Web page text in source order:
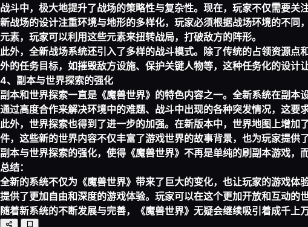
战斗中，极大地提升了战场的策略性与复杂性。现在，玩家不仅需要关
新战场的设计注重环境与地形的多样化，玩家必须根据战场环境的不
元素，玩家可以利用这些元素来扭转战局，打破敌方的阵形。
此外，全新战场系统还引入了多样的战斗模式。除了传统的占领资源
外的任务目标，如摧毁敌方设施、保护关键人物等，这种任务化的设计
4、副本与世界探索的强化
副本和世界探索一直是《魔兽世界》的特色内容之一。全新系统在副
通过高度合作来解决环境中的难题、战斗中出现的各种突发情况，这要
此外，世界探索也得到了进一步的加强。在新版本中，世界地图上增
件，这些新的世界内容不仅丰富了游戏世界的故事背景，也为玩家提供
副本与世界探索的强化，使得《魔兽世界》不再是单纯的刷副本游戏，
总结：
全新的系统不仅为《魔兽世界》带来了巨大的变化，也让玩家的游戏
提供了更加自由和深度的游戏体验。玩家可以在这个更加开放和互动的
随着新系统的不断发展与完善，《魔兽世界》无疑会继续吸引着成千